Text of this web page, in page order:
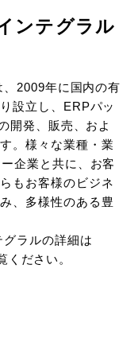
ンテグラル
2009年に国内の有
設立し、ERPパッ
開発、販売、およ
。様々な業種・業
企業と共に、お客
もお客様のビジネ
、多様性のある豊
ラルの詳細は
ください。